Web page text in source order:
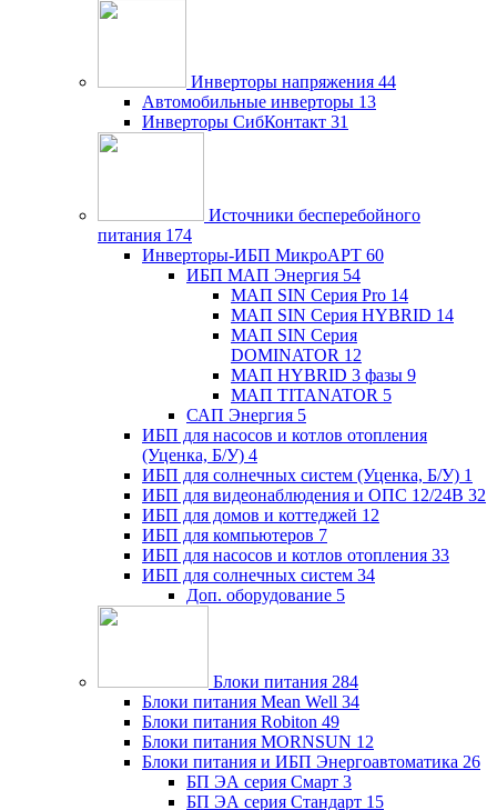
Инверторы напряжения 44
Автомобильные инверторы 13
Инверторы СибКонтакт 31
Источники бесперебойного
питания 174
Инверторы-ИБП МикроАРТ 60
ИБП МАП Энергия 54
МАП SIN Серия Pro 14
МАП SIN Серия HYBRID 14
МАП SIN Серия
DOMINATOR 12
МАП HYBRID 3 фазы 9
МАП TITANATOR 5
САП Энергия 5
ИБП для насосов и котлов отопления
(Уценка, Б/У) 4
ИБП для солнечных систем (Уценка, Б/У) 1
ИБП для видеонаблюдения и ОПС 12/24В 32
ИБП для домов и коттеджей 12
ИБП для компьютеров 7
ИБП для насосов и котлов отопления 33
ИБП для солнечных систем 34
Доп. оборудование 5
Блоки питания 284
Блоки питания Mean Well 34
Блоки питания Robiton 49
Блоки питания MORNSUN 12
Блоки питания и ИБП Энергоавтоматика 26
БП ЭА серия Смарт 3
БП ЭА серия Стандарт 15